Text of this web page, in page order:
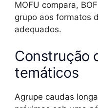
MOFU compara,
grupo aos formatos
adequados.
Construção
temáticos
Agrupe caudas